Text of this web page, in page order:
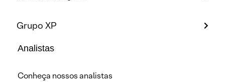
Grupo XP
Analistas
Conheça nossos analistas